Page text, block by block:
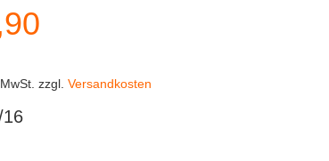
zzgl. Versandkosten
16